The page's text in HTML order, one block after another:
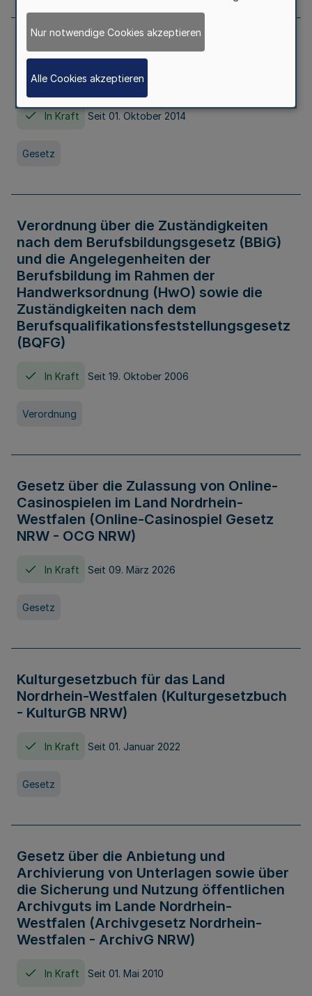
Gesetz über die Hochschulen des Landes
Nordrhein-Westfalen (Hochschulgesetz -
HG)
In Kraft Seit 01. Oktober 2014
Gesetz
Verordnung über die Zuständigkeiten
nach dem Berufsbildungsgesetz (BBiG)
und die Angelegenheiten der
Berufsbildung im Rahmen der
Handwerksordnung (HwO) sowie die
Zuständigkeiten nach dem
Berufsqualifikationsfeststellungsgesetz
(BQFG)
In Kraft Seit 19. Oktober 2006
Verordnung
Gesetz über die Zulassung von Online-
Casinospielen im Land Nordrhein-
Westfalen (Online-Casinospiel Gesetz
NRW - OCG NRW)
In Kraft Seit 09. März 2026
Gesetz
Kulturgesetzbuch für das Land
Nordrhein-Westfalen (Kulturgesetzbuch
- KulturGB NRW)
In Kraft Seit 01. Januar 2022
Gesetz
Gesetz über die Anbietung und
Archivierung von Unterlagen sowie über
die Sicherung und Nutzung öffentlichen
Archivguts im Lande Nordrhein-
Westfalen (Archivgesetz Nordrhein-
Westfalen - ArchivG NRW)
In Kraft Seit 01. Mai 2010
Nur notwendige Cookies akzeptieren
Alle Cookies akzeptieren